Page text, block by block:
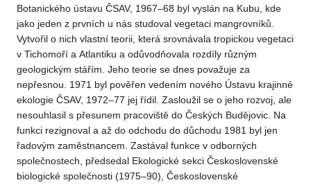
Botanického ústavu ČSAV, 1967–68 byl vyslán na Kubu, kde
jako jeden z prvních u nás studoval vegetaci mangrovníků.
Vytvořil o nich vlastní teorii, která srovnávala tropickou vegetaci
v Tichomoří a Atlantiku a odůvodňovala rozdíly různým
geologickým stářím. Jeho teorie se dnes považuje za
nepřesnou. 1971 byl pověřen vedením nového Ústavu krajinné
ekologie ČSAV, 1972–77 jej řídil. Zasloužil se o jeho rozvoj, ale
nesouhlasil s přesunem pracoviště do Českých Budějovic. Na
funkci rezignoval a až do odchodu do důchodu 1981 byl jen
řadovým zaměstnancem. Zastával funkce v odborných
společnostech, předsedal Ekologické sekci Československé
biologické společnosti (1975–90), Československé